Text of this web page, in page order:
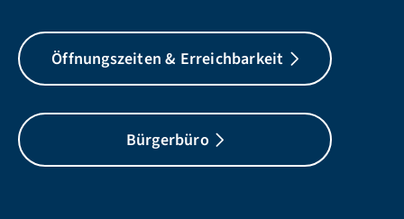
Öffnungszeiten & Erreichbarkeit
Bürgerbüro